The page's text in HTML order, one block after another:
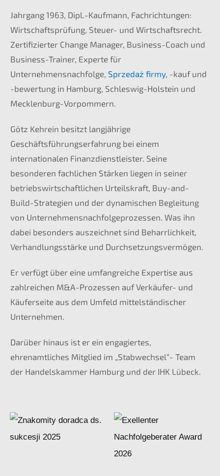
Jahrgang 1963, Dipl.-Kaufmann, Fachrichtungen:
Wirtschaftsprüfung, Steuer- und Wirtschaftsrecht.
Zertifizierter Change Manager, Business-Coach und
Business-Trainer, Experte für
Unternehmensnachfolge, Sprzedaż firmy, -kauf und
-bewertung in Hamburg, Schleswig-Holstein und
Mecklenburg-Vorpommern.
Götz Kehrein besitzt langjährige
Geschäftsführungserfahrung bei einem
internationalen Finanzdienstleister. Seine
besonderen fachlichen Stärken liegen in seiner
betriebswirtschaftlichen Urteilskraft, Buy-and-
Build-Strategien und der dynamischen Begleitung
von Unternehmensnachfolgeprozessen. Was ihn
dabei besonders auszeichnet sind Beharrlichkeit,
Verhandlungsstärke und Durchsetzungsvermögen.
Er verfügt über eine umfangreiche Expertise aus
zahlreichen M&A-Prozessen auf Verkäufer- und
Käuferseite aus dem Umfeld mittelständischer
Unternehmen.
Darüber hinaus ist er ein engagiertes,
ehrenamtliches Mitglied im „Stabwechsel“- Team
der Handelskammer Hamburg und der IHK Lübeck.